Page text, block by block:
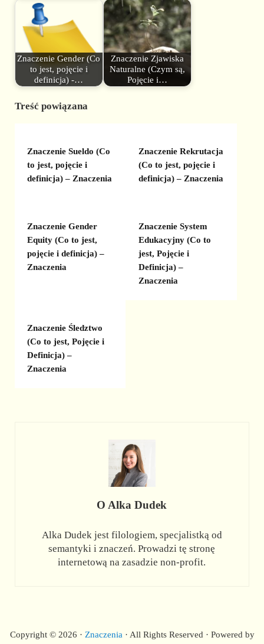
Znaczenie Gender (Co
to jest, pojęcie i
definicja) -…
Znaczenie Zjawiska
Naturalne (Czym są,
Pojęcie i…
Treść powiązana
Znaczenie Sueldo (Co
to jest, pojęcie i
definicja) – Znaczenia
Znaczenie Rekrutacja
(Co to jest, pojęcie i
definicja) – Znaczenia
Znaczenie Gender
Equity (Co to jest,
pojęcie i definicja) –
Znaczenia
Znaczenie System
Edukacyjny (Co to
jest, Pojęcie i
Definicja) –
Znaczenia
Znaczenie Śledztwo
(Co to jest, Pojęcie i
Definicja) –
Znaczenia
O Alka Dudek
Alka Dudek jest filologiem, specjalistką od
semantyki i znaczeń. Prowadzi tę stronę
internetową na zasadzie non-profit.
Copyright © 2026 · Znaczenia · All Rights Reserved · Powered by